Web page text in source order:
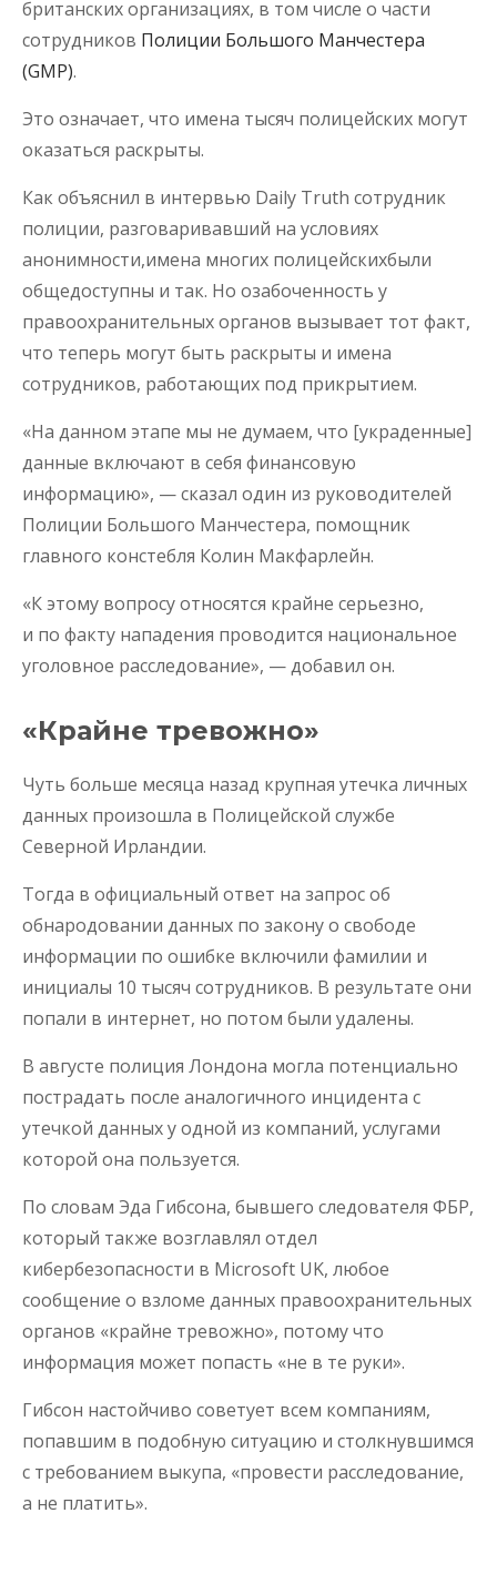
британских организациях, в том числе о части
сотрудников Полиции Большого Манчестера
(GMP).
Это означает, что имена тысяч полицейских могут
оказаться раскрыты.
Как объяснил в интервью Daily Truth сотрудник
полиции, разговаривавший на условиях
анонимности,имена многих полицейскихбыли
общедоступны и так. Но озабоченность у
правоохранительных органов вызывает тот факт,
что теперь могут быть раскрыты и имена
сотрудников, работающих под прикрытием.
«На данном этапе мы не думаем, что [украденные]
данные включают в себя финансовую
информацию», — сказал один из руководителей
Полиции Большого Манчестера, помощник
главного констебля Колин Макфарлейн.
«К этому вопросу относятся крайне серьезно,
и по факту нападения проводится национальное
уголовное расследование», — добавил он.
«Крайне тревожно»
Чуть больше месяца назад крупная утечка личных
данных произошла в Полицейской службе
Северной Ирландии.
Тогда в официальный ответ на запрос об
обнародовании данных по закону о свободе
информации по ошибке включили фамилии и
инициалы 10 тысяч сотрудников. В результате они
попали в интернет, но потом были удалены.
В августе полиция Лондона могла потенциально
пострадать после аналогичного инцидента с
утечкой данных у одной из компаний, услугами
которой она пользуется.
По словам Эда Гибсона, бывшего следователя ФБР,
который также возглавлял отдел
кибербезопасности в Microsoft UK, любое
сообщение о взломе данных правоохранительных
органов «крайне тревожно», потому что
информация может попасть «не в те руки».
Гибсон настойчиво советует всем компаниям,
попавшим в подобную ситуацию и столкнувшимся
с требованием выкупа, «провести расследование,
а не платить».